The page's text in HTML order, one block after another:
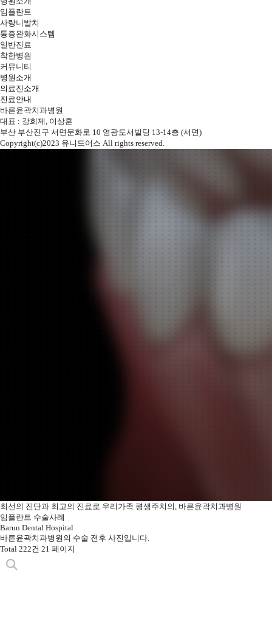
임플란트
사랑니발치
통증완화시스템
일반진료
착한병원
커뮤니티
병원소개
의료진소개
진료안내
바른윤곽치과병원
대표 : 강희제, 이상훈
부산 부산진구 서면문화로 10 영광도서빌딩 13-14층 (서면)
Copyright(c)2023 유니드어스 All rights reserved.
최선의 진단과 최고의 진료로 우리가족 평생주치의, 바른윤곽치과병원
임플란트 수술사례
Barun Dental Hospital
바른윤곽치과병원의 수술 전후 사진입니다.
Total 222건 21 페이지